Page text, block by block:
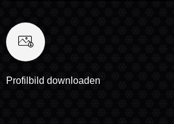
Profilbild downloaden